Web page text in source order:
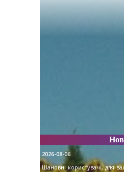
2026-08-06
Шановні користувачі, для